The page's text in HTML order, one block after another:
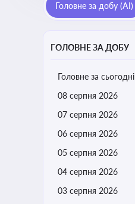
Головне за добу (AI)
ГОЛОВНЕ ЗА ДОБУ
Головне за сьогодні
08 серпня 2026
07 серпня 2026
06 серпня 2026
05 серпня 2026
04 серпня 2026
03 серпня 2026